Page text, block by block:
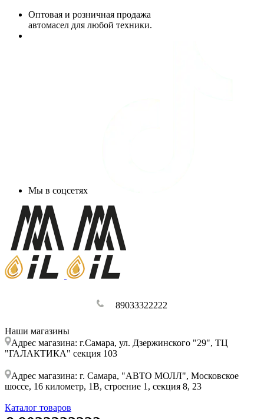
Оптовая и розничная продажа
автомасел для любой техники.
Мы в соцсетях
89033322222
Наши магазины
Адрес магазина: г.Самара, ул. Дзержинского "29", ТЦ
"ГАЛАКТИКА" секция 103
Адрес магазина: г. Самара, "АВТО МОЛЛ", Московское
шоссе, 16 километр, 1В, строение 1, секция 8, 23
Каталог товаров